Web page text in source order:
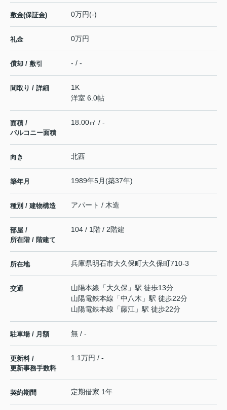
敷金(保証金) 0万円(-)
礼金 0万円
償却 / 敷引 - / -
間取り / 詳細
1K
洋室 6.0帖
面積 /
バルコニー面積
18.00㎡ / -
向き 北西
築年月 1989年5月(築37年)
種別 / 建物構造 アパート / 木造
部屋 /
所在階 / 階建て
104 / 1階 / 2階建
所在地 兵庫県明石市大久保町大久保町710-3
交通 山陽本線 「大久保 」駅 徒歩13分
山陽電鉄本線 「中八木 」駅 徒歩22分
山陽電鉄本線 「藤江 」駅 徒歩22分
駐車場 / 月額 無 / -
更新料 /
更新事務手数料
1.1万円 / -
契約期間 定期借家 1年